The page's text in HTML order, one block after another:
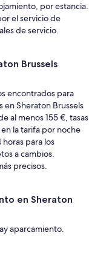
por estancia.
el servicio de
de servicio.
Brussels
encontrados para
en Sheraton Brussels
al menos 155 €, tasas
la tarifa por noche
para los
a cambios.
precisos.
en Sheraton
aparcamiento.